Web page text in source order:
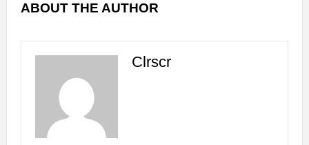
ABOUT THE AUTHOR
Clrscr